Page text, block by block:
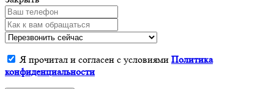
Я прочитал и согласен с условиями Политика
конфиденциальности